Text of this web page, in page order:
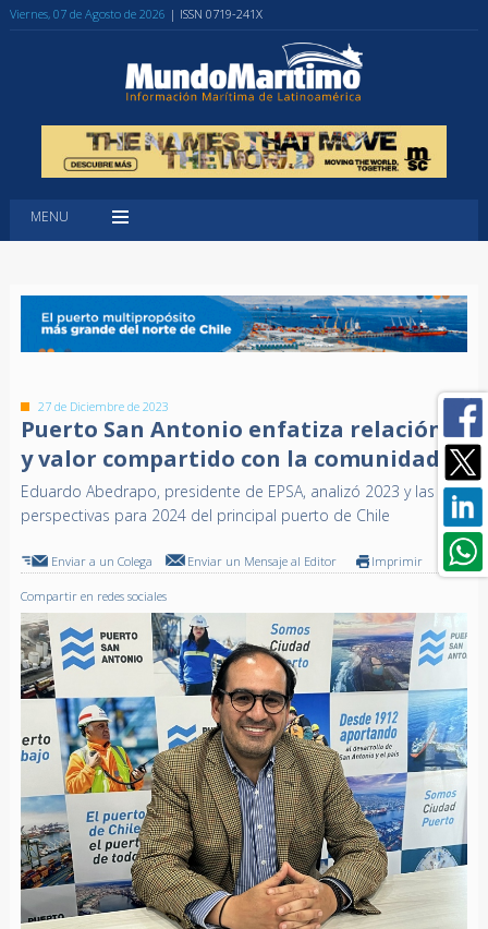
Viernes, 07 de Agosto de 2026 | ISSN 0719-241X
MENU
27 de Diciembre de 2023
Puerto San Antonio enfatiza relación
y valor compartido con la comunidad
Eduardo Abedrapo, presidente de EPSA, analizó 2023 y las
perspectivas para 2024 del principal puerto de Chile
Enviar a un Colega Enviar un Mensaje al Editor Imprimir
Compartir en redes sociales